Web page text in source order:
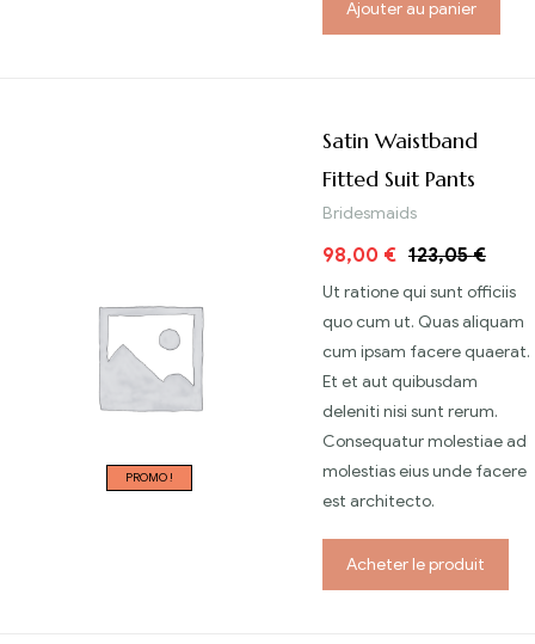
Ajouter au panier
PROMO !
Satin Waistband
Fitted Suit Pants
Bridesmaids
123,05€
98,00 €
Ut ratione qui sunt officiis
quo cum ut. Quas aliquam
cum ipsam facere quaerat.
Et et aut quibusdam
deleniti nisi sunt rerum.
Consequatur molestiae ad
molestias eius unde facere
est architecto.
Acheter le produit